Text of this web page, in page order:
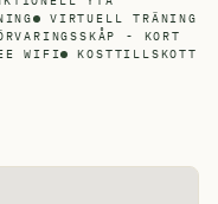
VIRTUELL TRÄNING
- KORT
WIFI
KOSTTILLSKOTT